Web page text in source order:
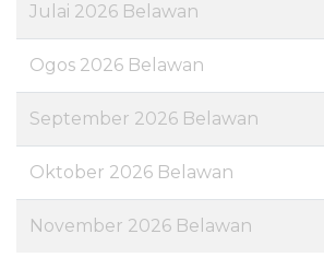
Julai 2026 Belawan
Ogos 2026 Belawan
September 2026 Belawan
Oktober 2026 Belawan
November 2026 Belawan